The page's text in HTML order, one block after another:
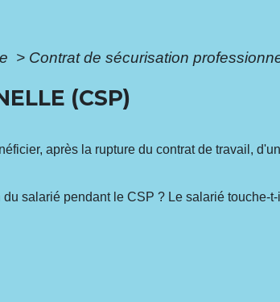
> Contrat de sécurisation
(CSP)
après la rupture du contrat de travail,
salarié pendant le CSP ? Le salarié touche-